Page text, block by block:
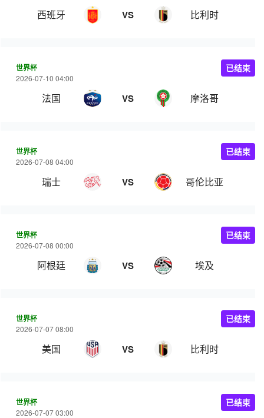
西班牙 VS 比利时
世界杯
2026-07-10 04:00
法国 VS 摩洛哥
已结束
世界杯
2026-07-08 04:00
瑞士 VS 哥伦比亚
已结束
世界杯
2026-07-08 00:00
阿根廷 VS 埃及
已结束
世界杯
2026-07-07 08:00
美国 VS 比利时
已结束
世界杯
2026-07-07 03:00
已结束